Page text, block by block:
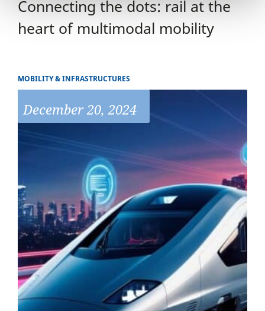
Connecting the dots: rail at the
heart of multimodal mobility
MOBILITY & INFRASTRUCTURES
December 20, 2024